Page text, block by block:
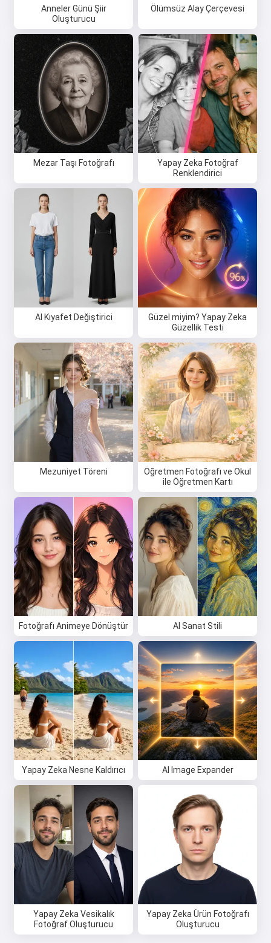
Anneler Günü Şiir
Oluşturucu
Ölümsüz Alay Çerçevesi
Mezar Taşı Fotoğrafı
Yapay Zeka Fotoğraf
Renklendirici
AI Kıyafet Değiştirici
Güzel miyim? Yapay Zeka
Güzellik Testi
Mezuniyet Töreni
Öğretmen Fotoğrafı ve Okul
ile Öğretmen Kartı
Fotoğrafı Animeye Dönüştür AI Sanat Stili
Yapay Zeka Nesne Kaldırıcı AI Image Expander
Yapay Zeka Vesikalık
Fotoğraf Oluşturucu
Yapay Zeka Ürün Fotoğrafı
Oluşturucu